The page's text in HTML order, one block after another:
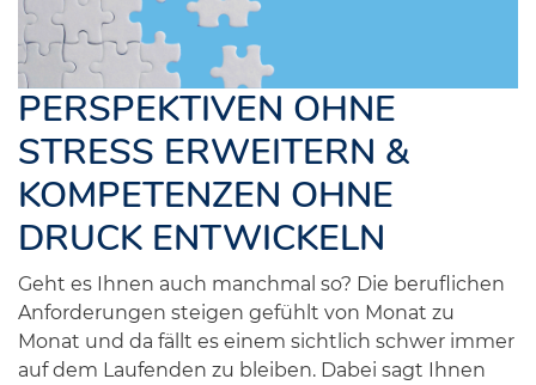
PERSPEKTIVEN OHNE
STRESS ERWEITERN &
KOMPETENZEN OHNE
DRUCK ENTWICKELN
Geht es Ihnen auch manchmal so? Die beruflichen
Anforderungen steigen gefühlt von Monat zu
Monat und da fällt es einem sichtlich schwer immer
auf dem Laufenden zu bleiben. Dabei sagt Ihnen